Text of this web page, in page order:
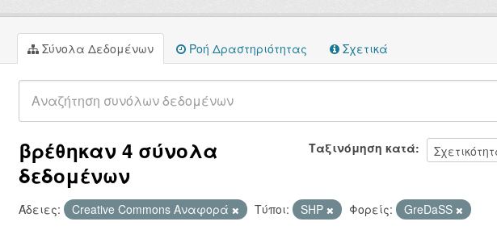
Σύνολα Δεδομένων Ροή Δραστηριότητας Σχετικά
Ταξινόμηση κατά
βρέθηκαν 4 σύνολα
δεδομένων
Άδειες: Creative Commons Αναφορά Τύποι: SHP Φορείς: GreDaSS